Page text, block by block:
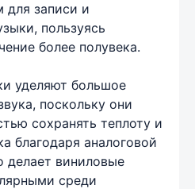
записи и
пользуясь
более полувека.
уделяют большое
поскольку они
сохранять теплоту и
благодаря аналоговой
делает виниловые
среди